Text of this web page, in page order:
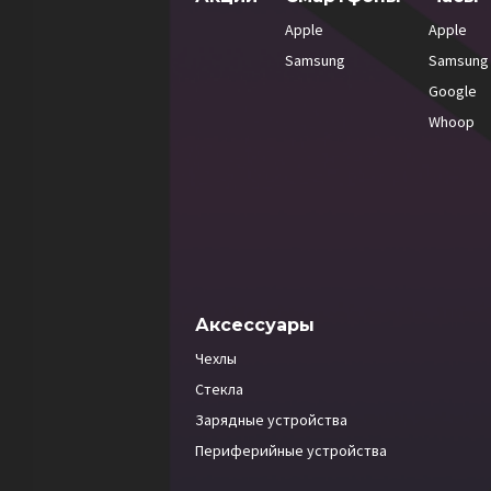
Apple
Samsung
Apple
Samsung
Google
Whoop
Аксессуары
Чехлы
Стекла
Зарядные устройства
Периферийные устройства